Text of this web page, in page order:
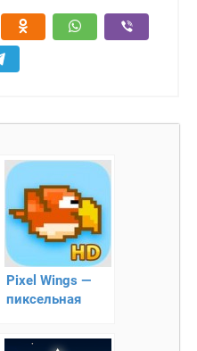
Pixel Wings —
пиксельная